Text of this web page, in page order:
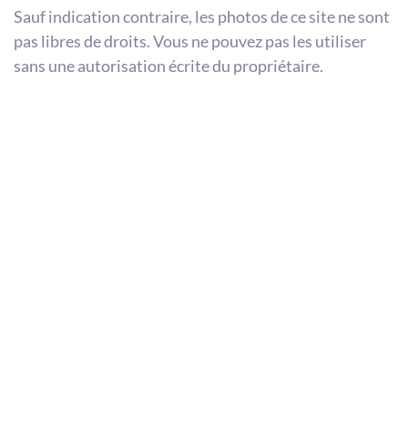
Sauf indication contraire, les photos de ce site ne sont
pas libres de droits. Vous ne pouvez pas les utiliser
sans une autorisation écrite du propriétaire.